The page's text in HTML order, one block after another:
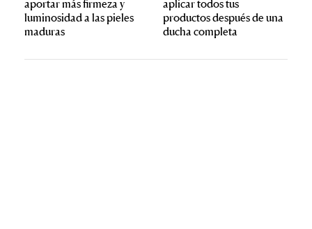
aportar más firmeza y
luminosidad a las pieles
maduras
aplicar todos tus
productos después de una
ducha completa